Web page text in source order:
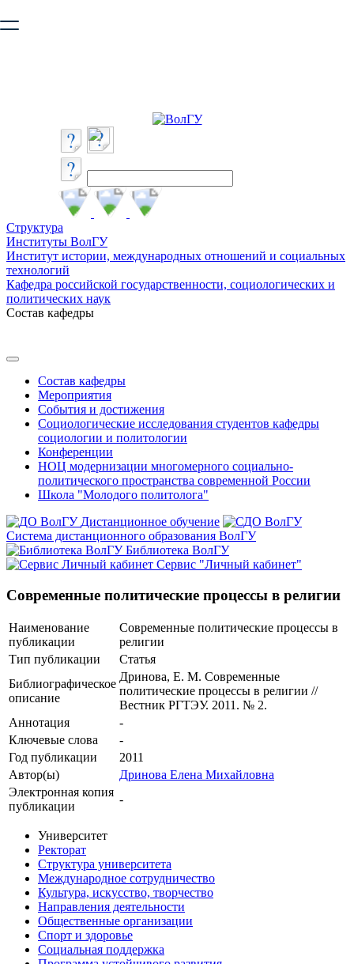
безопасную работу с сайтом. Пожалуйста
Структура
Институты ВолГУ
Институт истории, международных отношений и социальных
технологий
Кафедра российской государственности, социологических и
политических наук
Состав кафедры
Состав кафедры
Мероприятия
События и достижения
Социологические исследования студентов кафедры
социологии и политологии
Конференции
НОЦ модернизации многомерного социально-
политического пространства современной России
Школа "Молодого политолога"
Дистанционное обучение
Система дистанционного образования ВолГУ
Библиотека ВолГУ
Сервис "Личный кабинет"
Современные политические процессы в религии
Наименование
публикации
Современные политические процессы в
религии
Тип публикации
Статья
Библиографическое
описание
Дринова, Е. М. Современные
политические процессы в религии //
Вестник РГТЭУ. 2011. № 2.
Аннотация
-
Ключевые cлова
-
Год публикации
2011
Автор(ы)
Дринова Елена Михайловна
Электронная копия
публикации
-
Университет
Ректорат
Структура университета
Международное сотрудничество
Культура, искусство, творчество
Направления деятельности
Общественные организации
Спорт и здоровье
Социальная поддержка